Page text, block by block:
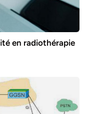
en radiothérapie